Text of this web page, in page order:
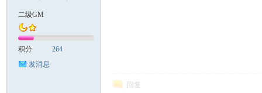
二级GM
积分
264
发消息
回复